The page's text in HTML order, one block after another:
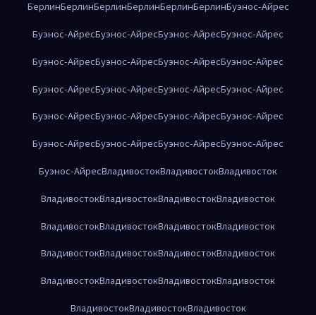
БерлинБерлинБерлинБерлинБерлинБерлинБуэнос-Айрес
Буэнос-АйресБуэнос-АйресБуэнос-АйресБуэнос-Айрес
Буэнос-АйресБуэнос-АйресБуэнос-АйресБуэнос-Айрес
Буэнос-АйресБуэнос-АйресБуэнос-АйресБуэнос-Айрес
Буэнос-АйресБуэнос-АйресБуэнос-АйресБуэнос-Айрес
Буэнос-АйресБуэнос-АйресБуэнос-АйресБуэнос-Айрес
Буэнос-АйресВладивостокВладивостокВладивосток
ВладивостокВладивостокВладивостокВладивосток
ВладивостокВладивостокВладивостокВладивосток
ВладивостокВладивостокВладивостокВладивосток
ВладивостокВладивостокВладивостокВладивосток
ВладивостокВладивостокВладивосток